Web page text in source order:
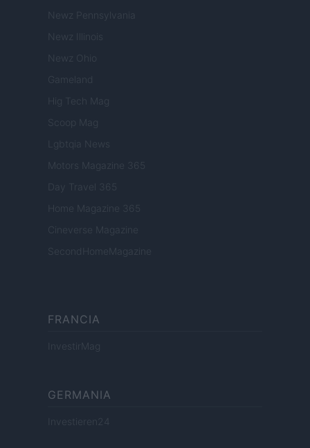
Newz Pennsylvania
Newz Illinois
Newz Ohio
Gameland
Hig Tech Mag
Scoop Mag
Lgbtqia News
Motors Magazine 365
Day Travel 365
Home Magazine 365
Cineverse Magazine
SecondHomeMagazine
FRANCIA
InvestirMag
GERMANIA
Investieren24